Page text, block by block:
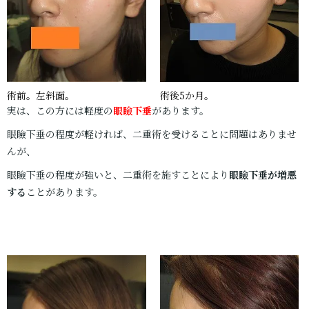
術前。左斜面。
術後5か月。
実は、この方には軽度の眼瞼下垂があります。
眼瞼下垂の程度が軽ければ、二重術を受けることに問題はありませ
んが、
眼瞼下垂の程度が強いと、二重術を施すことにより 眼瞼下垂が増悪
する ことがあります。